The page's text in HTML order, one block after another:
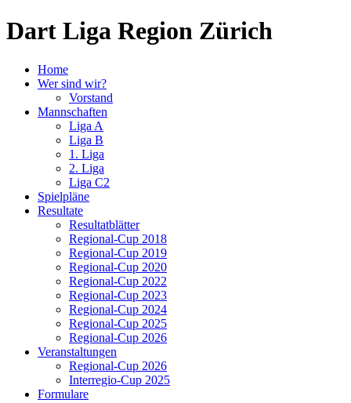
Dart Liga Region Zürich
Home
Wer sind wir?
Vorstand
Mannschaften
Liga A
Liga B
1. Liga
2. Liga
Liga C2
Spielpläne
Resultate
Resultatblätter
Regional-Cup 2018
Regional-Cup 2019
Regional-Cup 2020
Regional-Cup 2022
Regional-Cup 2023
Regional-Cup 2024
Regional-Cup 2025
Regional-Cup 2026
Veranstaltungen
Regional-Cup 2026
Interregio-Cup 2025
Formulare